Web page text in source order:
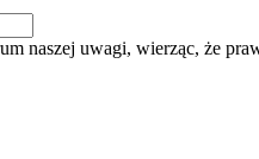
naszej uwagi, wierząc, że